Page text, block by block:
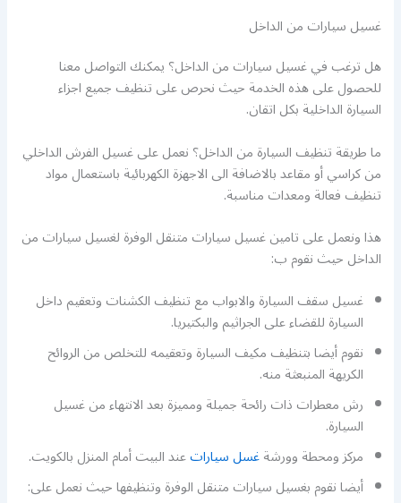
غسيل سيارات من الداخل
هل ترغب في غسيل سيارات من الداخل؟ يمكنك التواصل معنا
للحصول على هذه الخدمة حيث نحرص على تنظيف جميع اجزاء
السيارة الداخلية بكل اتقان.
ما طريقة تنظيف السيارة من الداخل؟ نعمل على غسيل الفرش الداخلي
من كراسي أو مقاعد بالاضافة الى الاجهزة الكهربائية باستعمال مواد
تنظيف فعالة ومعدات مناسبة.
هذا ونعمل على تامين غسيل سيارات متنقل الوفرة لغسيل سيارات من
الداخل حيث نقوم ب:
غسيل سقف السيارة والابواب مع تنظيف الكشنات وتعقيم داخل
السيارة للقضاء على الجراثيم والبكتيريا.
نقوم أيضا بتنظيف مكيف السيارة وتعقيمه للتخلص من الروائح
الكريهة المنبعثة منه.
رش معطرات ذات رائحة جميلة ومميزة بعد الانتهاء من غسيل
السيارة.
مركز ومحطة وورشةغسل سياراتعند البيت أمام المنزل بالكويت.
أيضا نقوم بغسيل سيارات متنقل الوفرة وتنظيفها حيث نعمل على: